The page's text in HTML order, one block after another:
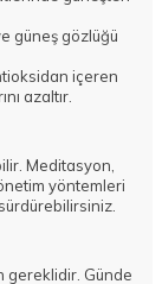
güneş gözlüğü
içeren
azaltır.
Meditasyon,
yöntemleri
gereklidir. Günde